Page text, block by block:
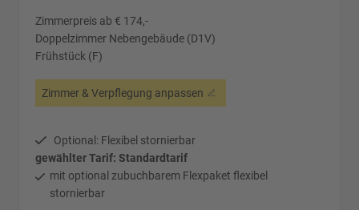
Zimmerpreis ab € 174,-
Doppelzimmer Nebengebäude (D1V)
Frühstück (F)
Zimmer & Verpflegung anpassen
Optional: Flexibel stornierbar
gewählter Tarif: Standardtarif
mit optional zubuchbarem Flexpaket flexibel
stornierbar